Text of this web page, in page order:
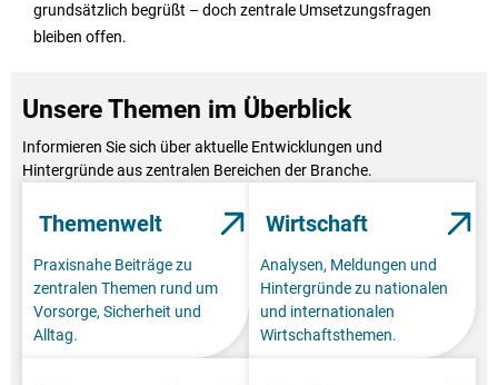
grundsätzlich begrüßt – doch zentrale Umsetzungsfragen
bleiben offen.
Unsere Themen im Überblick
Informieren Sie sich über aktuelle Entwicklungen und
Hintergründe aus zentralen Bereichen der Branche.
Themenwelt
Praxisnahe Beiträge zu
zentralen Themen rund um
Vorsorge, Sicherheit und
Alltag.
Wirtschaft
Analysen, Meldungen und
Hintergründe zu nationalen
und internationalen
Wirtschaftsthemen.